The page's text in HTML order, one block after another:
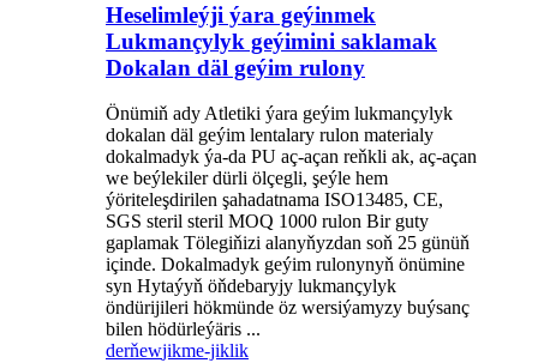
Heselimleýji ýara geýinmek
Lukmançylyk geýimini saklamak
Dokalan däl geýim rulony
Önümiň ady Atletiki ýara geýim lukmançylyk
dokalan däl geýim lentalary rulon materialy
dokalmadyk ýa-da PU aç-açan reňkli ak, aç-açan
we beýlekiler dürli ölçegli, şeýle hem
ýöriteleşdirilen şahadatnama ISO13485, CE,
SGS steril steril MOQ 1000 rulon Bir guty
gaplamak Tölegiňizi alanyňyzdan soň 25 günüň
içinde. Dokalmadyk geýim rulonynyň önümine
syn Hytaýyň öňdebaryjy lukmançylyk
öndürijileri hökmünde öz wersiýamyzy buýsanç
bilen hödürleýäris ...
derňewjikme-jiklik